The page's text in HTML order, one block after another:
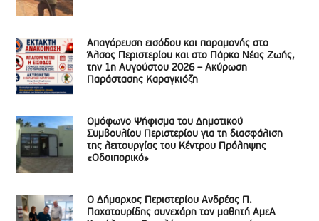
Απαγόρευση εισόδου και παραμονής στο
Άλσος Περιστερίου και στο Πάρκο Νέας Ζωής,
την 1η Αυγούστου 2026 – Ακύρωση
Παράστασης Καραγκιόζη
Ομόφωνο Ψήφισμα του Δημοτικού
Συμβουλίου Περιστερίου για τη διασφάλιση
της λειτουργίας του Κέντρου Πρόληψης
«Οδοιπορικό»
Ο Δήμαρχος Περιστερίου Ανδρέας Π.
Παχατουρίδης συνεχάρη τον μαθητή ΑμεΑ